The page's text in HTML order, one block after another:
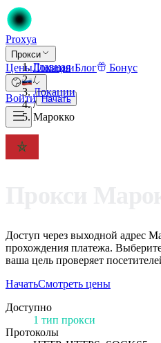
Proxya
Прокси
ЦеныЛокацииБлог Бонус
Войти Начать
Главная
/
Локации
/
Марокко
Доступ через выходной адрес
прохождения платежа.
ваша цель проверяет
НачатьСмотреть цены
Доступно
1 тип прокси
Протоколы